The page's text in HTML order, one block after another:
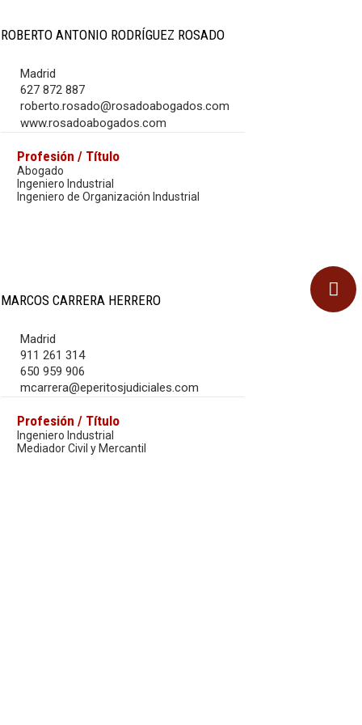
ROBERTO ANTONIO RODRÍGUEZ ROSADO
Madrid
627 872 887
roberto.rosado@rosadoabogados.com
www.rosadoabogados.com
Profesión / Título
Abogado
Ingeniero Industrial
Ingeniero de Organización Industrial
MARCOS CARRERA HERRERO
Madrid
911 261 314
650 959 906
mcarrera@eperitosjudiciales.com
Profesión / Título
Ingeniero Industrial
Mediador Civil y Mercantil